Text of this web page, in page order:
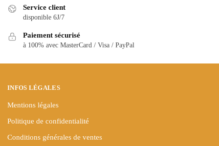
peuvent
sur
page
produit
Service client
disponible 6J/7
Paiement sécurisé
à 100% avec MasterCard / Visa / PayPal
INFOS LÉGALES
Mentions légales
Politique de confidentialité
Conditions générales de ventes